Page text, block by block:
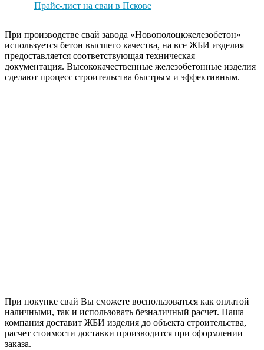
Прайс-лист на сваи в Пскове
При производстве свай завода «Новополоцкжелезобетон»
используется бетон высшего качества, на все ЖБИ изделия
предоставляется соответствующая техническая
документация. Высококачественные железобетонные изделия
сделают процесс строительства быстрым и эффективным.
При покупке свай Вы сможете воспользоваться как оплатой
наличными, так и использовать безналичный расчет. Наша
компания доставит ЖБИ изделия до объекта строительства,
расчет стоимости доставки производится при оформлении
заказа.